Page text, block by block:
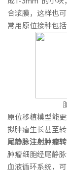
合浆膜，这样也
常用原位接种包
原位移植模型能
拟肿瘤生长甚至转
尾静脉注射肿瘤
肿瘤细胞经尾静
血液循环系统，